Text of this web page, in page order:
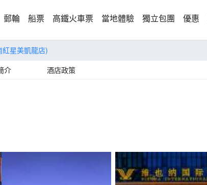
郵輪 船票 高鐵火車票 當地體驗 獨立包團 優惠
星美凱龍店)
介 酒店政策